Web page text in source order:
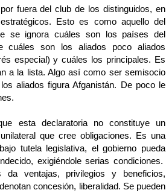
fuera del club de los distinguidos, en
Esto es como aquello del
se ignora cuáles son los países del
cuáles son los aliados poco aliados
especial) y cuáles los principales. Es
a la lista. Algo así como ser semisocio
aliados figura Afganistán. De poco le
esta declaratoria no constituye un
que cree obligaciones. Es una
tutela legislativa, el gobierno pueda
exigiéndole serias condiciones.
ventajas, privilegios y beneficios,
concesión, liberalidad. Se pueden